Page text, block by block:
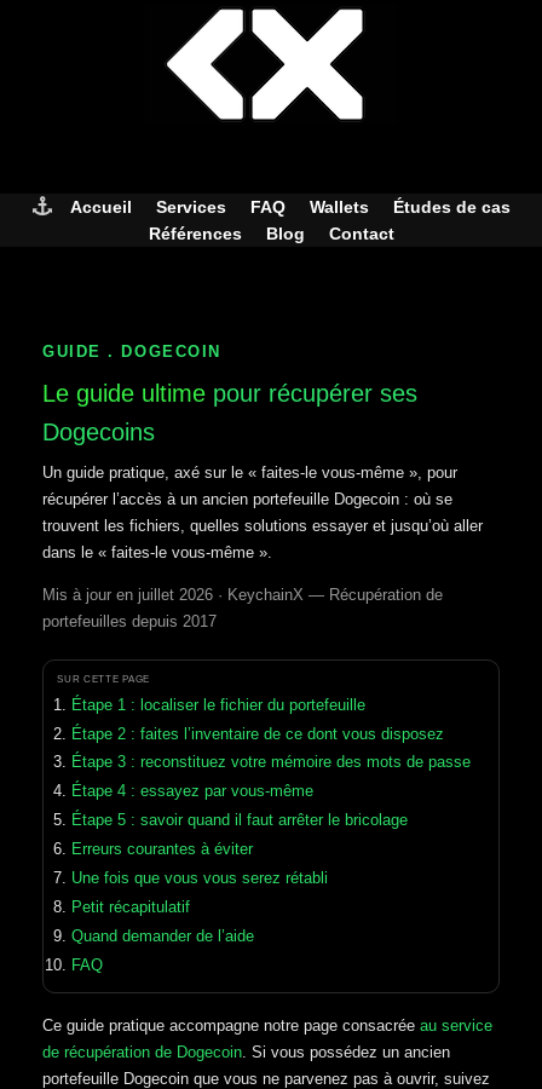
Accueil Services FAQ Wallets
Études de cas
Références
Blog Contact
GUIDE . DOGECOIN
Le guide ultime pour récupérer ses
Dogecoins
Un guide pratique, axé sur le « faites-le vous-même », pour
récupérer l’accès à un ancien portefeuille Dogecoin : où se
trouvent les fichiers, quelles solutions essayer et jusqu’où aller
dans le « faites-le vous-même ».
Mis à jour en juillet 2026 · KeychainX — Récupération de
portefeuilles depuis 2017
SUR CETTE PAGE
Étape 1 : localiser le fichier du portefeuille
Étape 2 : faites l’inventaire de ce dont vous disposez
Étape 3 : reconstituez votre mémoire des mots de passe
Étape 4 : essayez par vous-même
Étape 5 : savoir quand il faut arrêter le bricolage
Erreurs courantes à éviter
Une fois que vous vous serez rétabli
Petit récapitulatif
Quand demander de l’aide
FAQ
Ce guide pratique accompagne notre page consacrée au service
de récupération de Dogecoin . Si vous possédez un ancien
portefeuille Dogecoin que vous ne parvenez pas à ouvrir, suivez